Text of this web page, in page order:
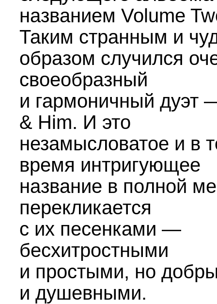
названием Volume
Таким странным и
образом случился
своеобразный
и гармоничный дуэт
& Him. И это
незамысловатое и в
время интригующее
название в полной
перекликается
с их песенками —
бесхитростными
и простыми, но
и душевными.